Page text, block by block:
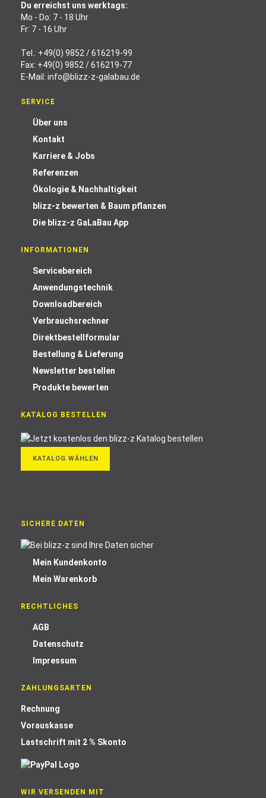
Du erreichst uns werktags:
Mo - Do: 7 - 18 Uhr
Fr: 7 - 16 Uhr
Tel.: +49(0) 9852 / 616219-99
Fax: +49(0) 9852 / 616219-77
E-Mail: info@blizz-z-galabau.de
SERVICE
Über uns
Kontakt
Karriere & Jobs
Referenzen
Ökologie & Nachhaltigkeit
blizz-z bewerten & Baum pflanzen
Die blizz-z GaLaBau App
INFORMATIONEN
Servicebereich
Anwendungstechnik
Downloadbereich
Verbrauchsrechner
Direktbestellformular
Bestellung & Lieferung
Newsletter bestellen
Produkte bewerten
KATALOG BESTELLEN
KATALOG WÄHLEN
SICHERE DATEN
Mein Kundenkonto
Mein Warenkorb
RECHTLICHES
AGB
Datenschutz
Impressum
ZAHLUNGSARTEN
Rechnung
Vorauskasse
Lastschrift mit 2 % Skonto
WIR VERSENDEN MIT